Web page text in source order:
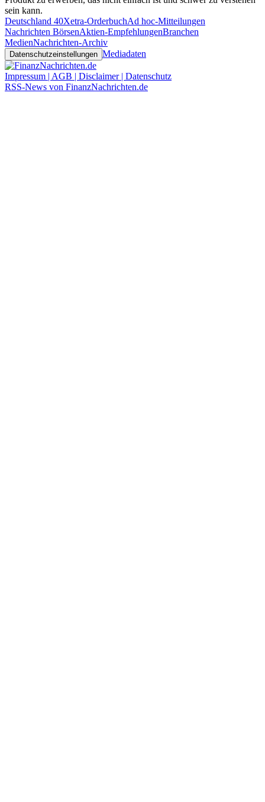
sein kann.
Deutschland 40Xetra-OrderbuchAd hoc-Mitteilungen
Nachrichten BörsenAktien-EmpfehlungenBranchen
MedienNachrichten-Archiv
Datenschutzeinstellungen Mediadaten
Impressum | AGB | Disclaimer | Datenschutz
RSS-News von FinanzNachrichten.de